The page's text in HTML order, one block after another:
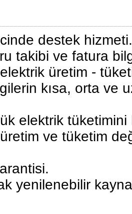
destek hizmeti.
takibi ve fatura
üretim -
kısa, orta ve
elektrik tüketimini
ve tüketim
yenilenebilir